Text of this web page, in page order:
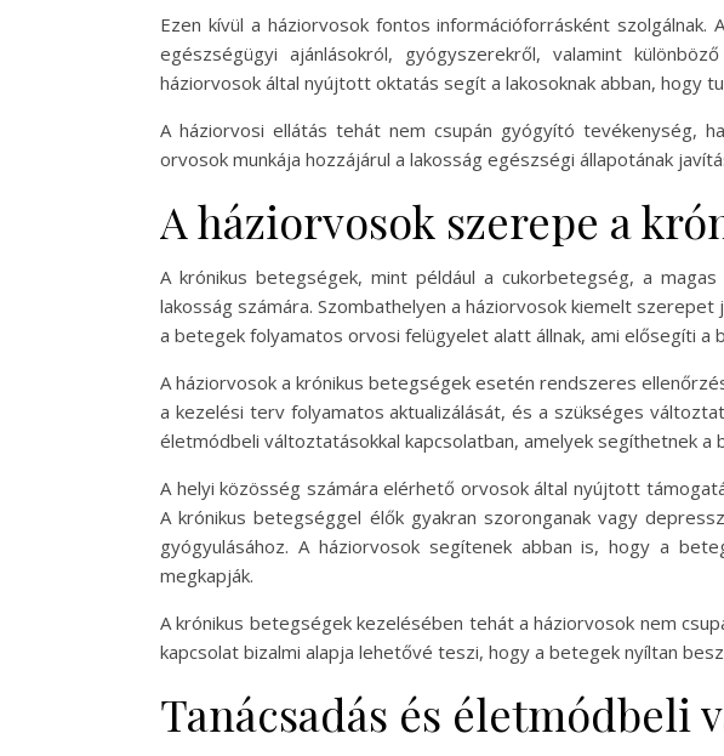
Ezen kívül a háziorvosok fontos információforrásként
egészségügyi ajánlásokról, gyógyszerekről, valamint
háziorvosok által nyújtott oktatás segít a lakosoknak abban, hogy
A háziorvosi ellátás tehát nem csupán gyógyító tevékenység,
orvosok munkája hozzájárul a lakosság egészségi állapotának
A háziorvosok szerepe a
A krónikus betegségek, mint például a cukorbetegség, a
lakosság számára. Szombathelyen a háziorvosok kiemelt
a betegek folyamatos orvosi felügyelet alatt állnak, ami elősegíti a
A háziorvosok a krónikus betegségek esetén rendszeres
a kezelési terv folyamatos aktualizálását, és a szükséges
életmódbeli változtatásokkal kapcsolatban, amelyek segíthetnek a
A helyi közösség számára elérhető orvosok által nyújtott
A krónikus betegséggel élők gyakran szoronganak vagy
gyógyulásához. A háziorvosok segítenek abban is, hogy a
megkapják.
A krónikus betegségek kezelésében tehát a háziorvosok nem
kapcsolat bizalmi alapja lehetővé teszi, hogy a betegek nyíltan
Tanácsadás és életmódbeli